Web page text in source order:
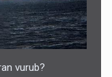
vurub?